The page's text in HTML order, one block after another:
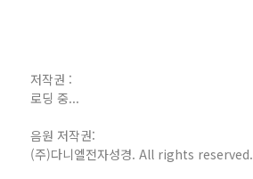
저작권 :
로딩 중...
음원 저작권:
(주)다니엘전자성경. All rights reserved.